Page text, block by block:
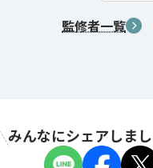
監修者一覧
みんなにシェアしまし